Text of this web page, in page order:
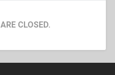
CLOSED.